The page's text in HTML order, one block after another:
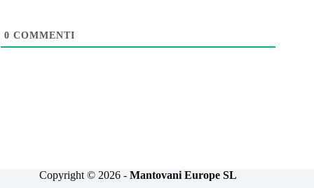
0 COMMENTI
Copyright © 2026 -Mantovani Europe SL